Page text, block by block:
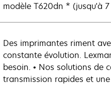
modèle T620dn * (jusqu'à
Des imprimantes riment
constante évolution.
besoin. • Nos solutions de
transmission rapides et